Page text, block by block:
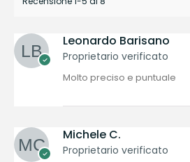
Leonardo Barisano
Proprietario verificato
Molto preciso e puntuale
Michele C.
Proprietario verificato